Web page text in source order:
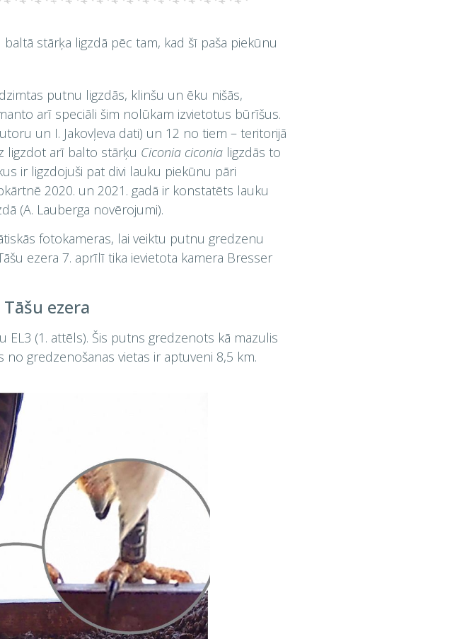
stārķa ligzdā pēc tam, kad šī paša piekūnu
putnu ligzdās, klinšu un ēku nišās,
arī speciāli šim nolūkam izvietotus būrīšus.
un I. Jakovļeva dati) un 12 no tiem – teritorijā
ligzdot arī balto stārķu Ciconia ciconia ligzdās to
ir ligzdojuši pat divi lauku piekūnu pāri
2020. un 2021. gadā ir konstatēts lauku
(A. Lauberga novērojumi).
fotokameras, lai veiktu putnu gredzenu
ezera 7. aprīlī tika ievietota kamera Bresser
ezera
(1. attēls). Šis putns gredzenots kā mazulis
no gredzenošanas vietas ir aptuveni 8,5 km.